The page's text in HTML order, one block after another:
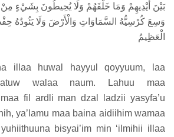
بَيْنَ أَيْدِيهِمْ وَمَا خَلْفَهُمْ وَلَا يُحِيطُونَ بِشَيْءٍ مِنْ
وَسِعَ كُرْسِيُّهُ السَّمَاوَاتِ وَالْأَرْضَ وَلَا يَئُودُهُ
الْعَظِيمُ
illaa huwal hayyul qoyyuum, laa
walaa naum. Lahuu maa
fil ardli man dzal ladzii yasyfa’u
ya’lamu maa baina aidiihim wamaa
bisyai’im min ‘ilmihii illaa